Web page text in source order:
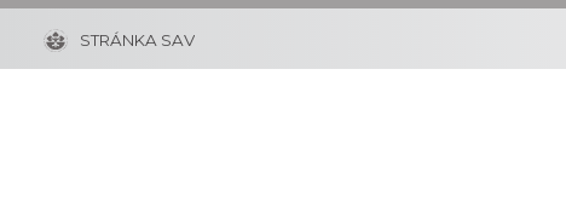
STRÁNKA SAV